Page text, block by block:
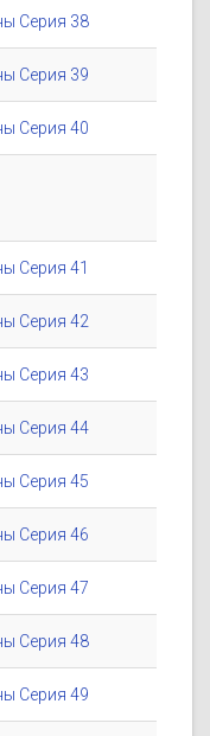
Серия 38
Серия 39
Серия 40
Серия 41
Серия 42
Серия 43
Серия 44
Серия 45
Серия 46
Серия 47
Серия 48
Серия 49